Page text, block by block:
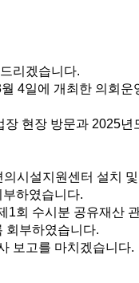
리겠습니다.
4일에 개최한 의회
현장 방문과 2025
시설지원센터 설치
하였습니다.
1회 수시분 공유재산
회부하였습니다.
보고를 마치겠습니다.